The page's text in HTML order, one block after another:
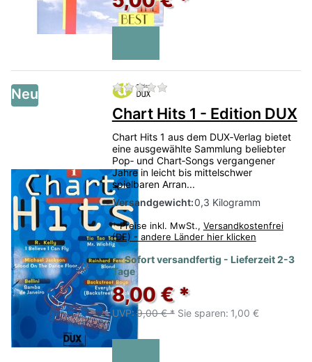
Neu Zu diesem Produkt liegen
Chart Hits 1 - Edition DUX
Chart Hits 1 aus dem DUX‑Verlag bietet
eine ausgewählte Sammlung beliebter
Pop‑ und Chart‑Songs vergangener
Jahre in leicht bis mittelschwer
spielbaren Arran...
Versandgewicht:0,3 Kilogramm
* Preise inkl. MwSt., Versandkostenfrei
(DE) - andere Länder hier klicken
Sofort versandfertig - Lieferzeit 2-3
Tage
8,00 € *
UVP: 9,00 € * Sie sparen: 1,00 €